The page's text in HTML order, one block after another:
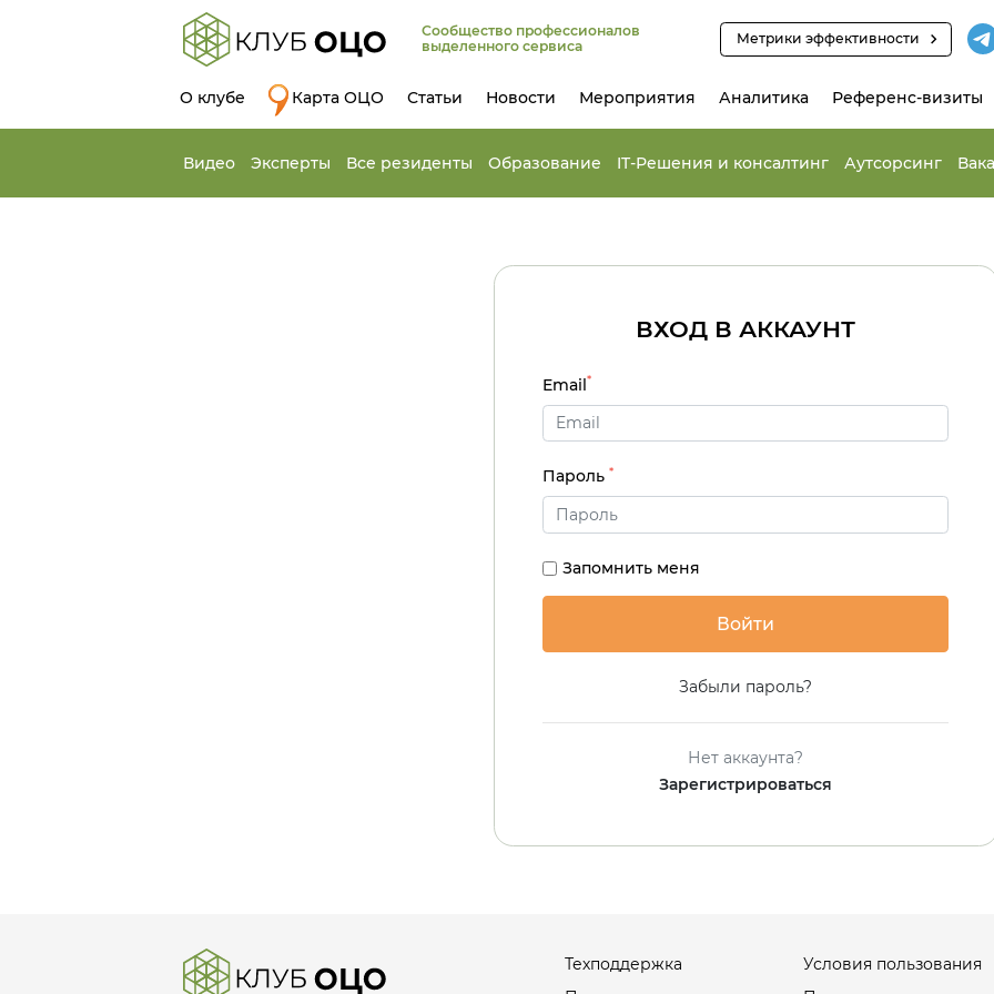
Сообщество профессионалов
выделенного сервиса
Метрики эффективности
О клубе Карта ОЦО Статьи Новости Мероприятия Аналитика Референс-визиты
Видео Эксперты Все резиденты Образование IT-Решения и консалтинг Аутсорсинг
ВХОД В АККАУНТ
Email*
Пароль*
Запомнить меня
Забыли пароль?
Нет аккаунта?
Зарегистрироваться
Техподдержка
Условия пользования